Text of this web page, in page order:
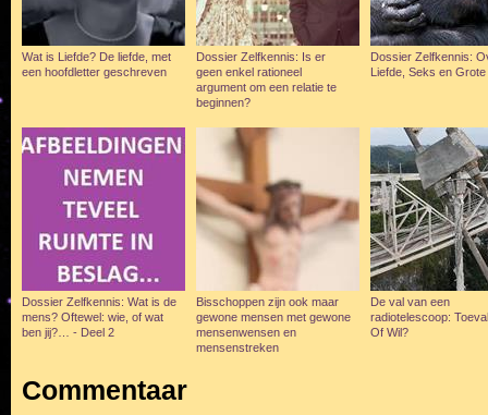
Wat is Liefde? De liefde, met
een hoofdletter geschreven
Dossier Zelfkennis: Is er
geen enkel rationeel
argument om een relatie te
beginnen?
Dossier Zelfkennis:
Liefde, Seks en Grote
Dossier Zelfkennis: Wat is de
mens? Oftewel: wie, of wat
ben jij?… - Deel 2
Bisschoppen zijn ook maar
gewone mensen met gewone
mensenwensen en
mensenstreken
De val van een
radiotelescoop:
Of Wil?
Commentaar